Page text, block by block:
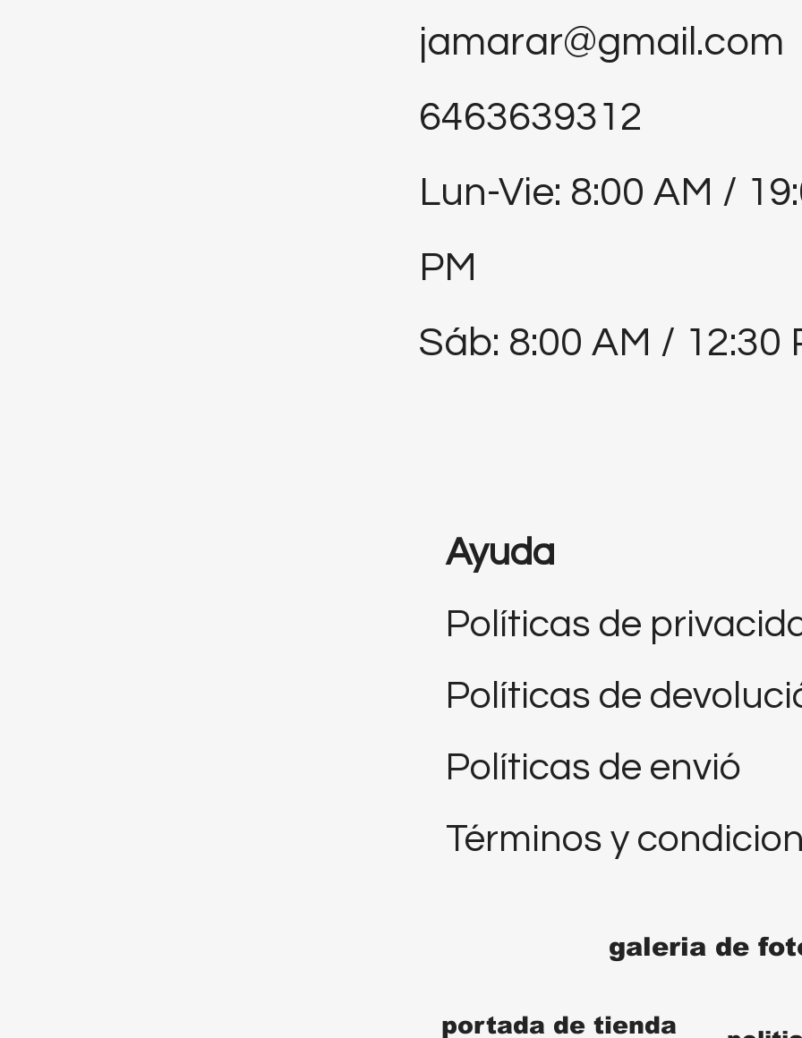
jamarar@gmail.com
6463639312
Lun-Vie: 8:00 AM /
PM
Sáb: 8:00 AM / 12:30
Ayuda
Políticas de
Políticas de
Políticas de envió
Términos y
galeria de
portada de tienda